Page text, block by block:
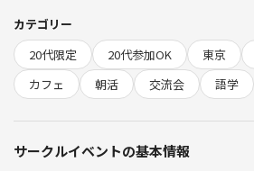
当日の流れ
10:00 集合&お店で注文
10:10 ご挨拶&イベントの概要紹介
10:20 自己紹介
10:30 トークタイム
11:15 休憩
11:20 まとめ
カテゴリー
20代限定
20代参加OK 東京
カフェ
朝活 交流会 語学
サークルイベントの基本情報